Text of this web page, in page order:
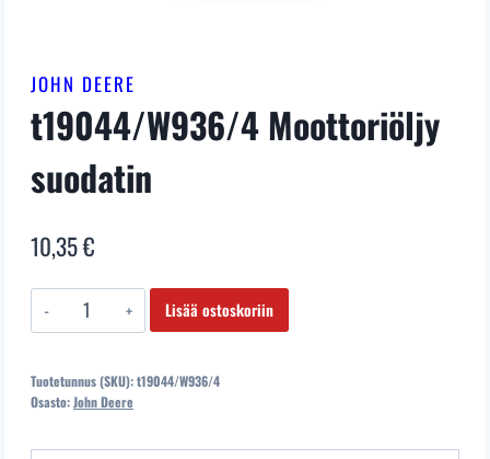
JOHN DEERE
t19044/W936/4 Moottoriöljy
suodatin
10,35€
t19044/W936/4
Moottoriöljy
määrä
Lisää ostoskoriin
Tuotetunnus (SKU):t19044/W936/4
Osasto:John Deere